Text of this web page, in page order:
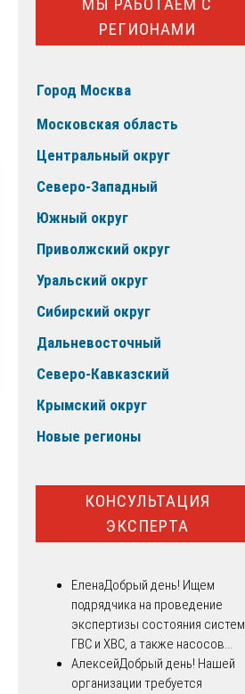
РЕГИОНАМИ
Город Москва
Московская область
Центральный округ
Северо-Западный
Южный округ
Приволжский округ
Уральский округ
Сибирский округ
Дальневосточный
Северо-Кавказский
Крымский округ
Новые регионы
КОНСУЛЬТАЦИЯ
ЭКСПЕРТА
ЕленаДобрый день! Ищем
подрядчика на проведение
экспертизы состояния систем
ГВС и ХВС, а также насосов...
АлексейДобрый день! Нашей
организации требуется